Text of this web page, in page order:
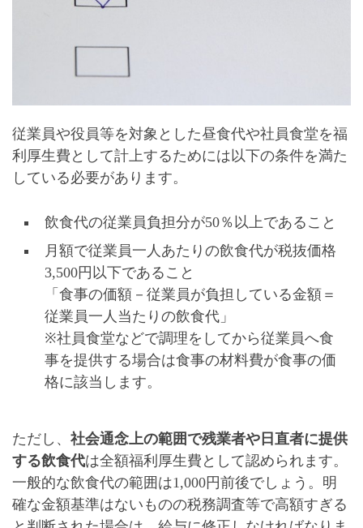
従業員や役員等を対象とした昼食代や社員食堂を福
利厚生費として計上するためには以下の条件を満た
している必要があります。
飲食代の従業員負担分が50％以上であること
月額で従業員一人あたりの飲食代が税抜価格
3,500円以下であること
「食事の価額－従業員が負担している金額＝
従業員一人当たりの飲食代」
※社員食堂などで調理をしてから従業員へ食
事を提供する場合は食事の材料費が食事の価
格に該当します。
ただし、 社会通念上の範囲で残業者や日直者に提供
する飲食代は全額福利厚生費として認められます。
一般的な飲食代の範囲は1,000円前後でしょう。明
確な金額基準はないものの税務調査等で高額すぎる